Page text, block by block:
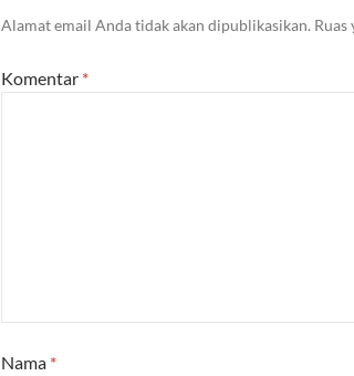
Alamat email Anda tidak akan dipublikasikan. Ruas
Komentar *
Nama *